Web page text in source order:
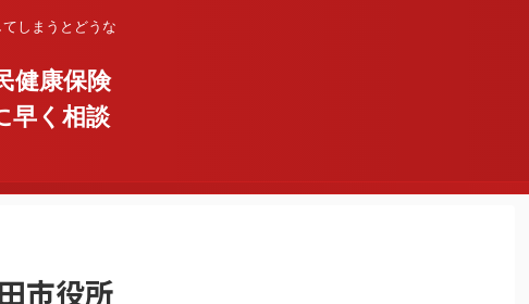
しまうとどうな
健康保険
早く相談
市役所